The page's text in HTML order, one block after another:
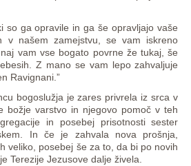
so ga opravile in ga še opravljajo vaše
v našem zamejstvu, se vam iskreno
vam vse bogato povrne že tukaj, še
Z mano se vam lepo zahvaljuje
Ravignani.”
bogoslužja je zares privrela iz srca v
božje varstvo in njegovo pomoč v teh
in posebej prisotnosti sester
In če je zahvala nova prošnja,
veliko, posebej še za to, da bi po novih
Terezije Jezusove dalje živela.